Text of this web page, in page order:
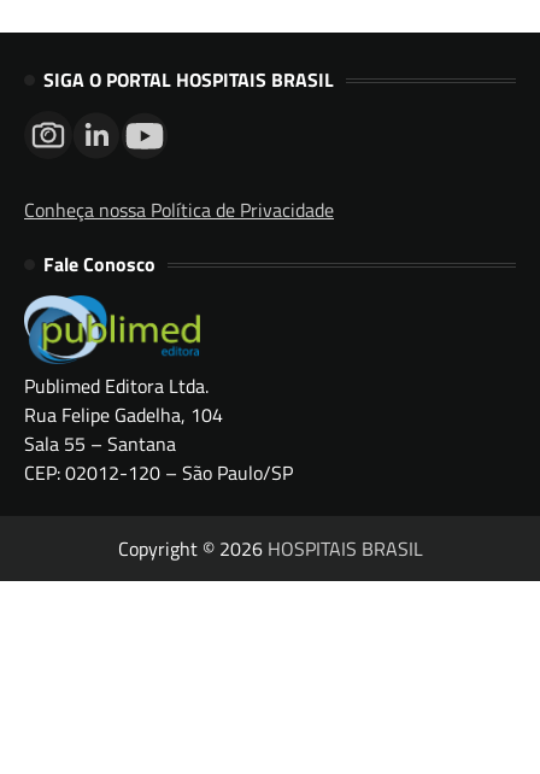
SIGA O PORTAL HOSPITAIS BRASIL
Conheça nossa Política de Privacidade
Fale Conosco
Publimed Editora Ltda.
Rua Felipe Gadelha, 104
Sala 55 – Santana
CEP: 02012-120 – São Paulo/SP
Copyright © 2026 HOSPITAIS BRASIL